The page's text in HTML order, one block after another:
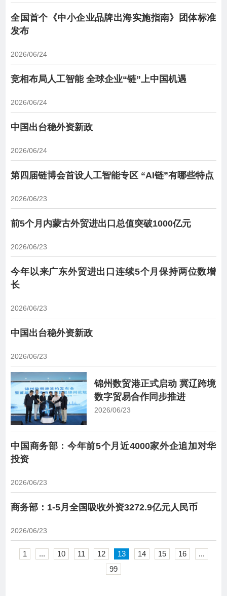
全国首个《中小企业品牌出海实施指南》团体标准
发布
2026/06/24
竞相布局人工智能 全球企业“链”上中国机遇
2026/06/24
中国出台稳外资新政
2026/06/24
第四届链博会首设人工智能专区 “AI链”有哪些特点
2026/06/23
前5个月内蒙古外贸进出口总值突破1000亿元
2026/06/23
今年以来广东外贸进出口连续5个月保持两位数增
长
2026/06/23
中国出台稳外资新政
2026/06/23
锦州数贸港正式启动 冀辽跨境
数字贸易合作同步推进
2026/06/23
中国商务部：今年前5个月近4000家外企追加对华
投资
2026/06/23
商务部：1-5月全国吸收外资3272.9亿元人民币
2026/06/23
1 ... 10 11 12 13 14 15 16
...
99